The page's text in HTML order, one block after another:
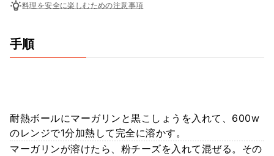
料理を安全に楽しむための注意事項
手順
耐熱ボールにマーガリンと黒こしょうを入れて、600w
のレンジで1分加熱して完全に溶かす。
マーガリンが溶けたら、粉チーズを入れて混ぜる。その